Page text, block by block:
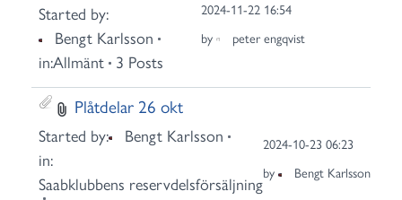
Started by:
Bengt Karlsson
in:Allmänt 3 Posts
2024-11-22 16:54
by
peter engqvist
Plåtdelar 26 okt
Started by:
Bengt Karlsson
in:
Saabklubbens reservdelsförsäljning
2024-10-23 06:23
by
Bengt Karlsson